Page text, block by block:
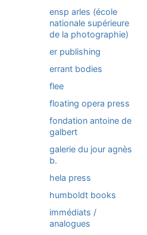
ensp arles (école
nationale supérieure
de la photographie)
er publishing
errant bodies
flee
floating opera press
fondation antoine de
galbert
galerie du jour agnès
b.
hela press
humboldt books
immédiats /
analogues